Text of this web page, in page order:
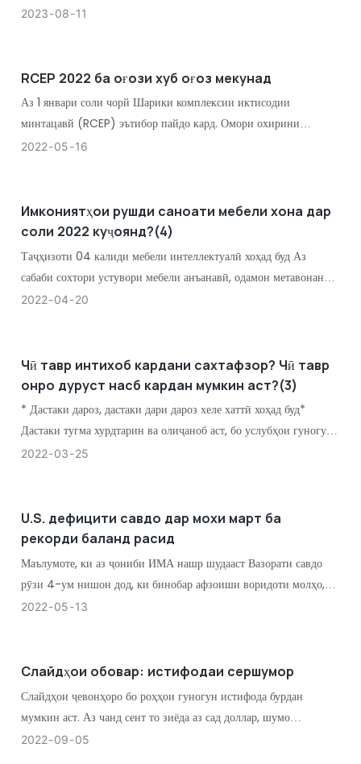
шикастааст, ки кушодану пӯшидани онро нороҳат мекунад ва ба
2023 08 11
RCEP 2022 ба оғози хуб оғоз мекунад
Аз 1 январи соли чорй Шарики комплексии иктисодии
минтацавй (RCEP) эътибор пайдо кард. Омори охирини
гумруки Чин нишон медиҳад, ки дар семоҳаи аввали соли ҷорӣ,
2022 05 16
Имкониятҳои рушди саноати мебели хона дар
соли 2022 куҷоянд?(4)
Таҷҳизоти 04 калиди мебели интеллектуалӣ хоҳад буд Аз
сабаби сохтори устувори мебели анъанавӣ, одамон метавонанд
танҳо ба таври ғайрифаъол ба мебели хос мутобиқ шаванд. Бо
2022 04 20
Чӣ тавр интихоб кардани сахтафзор? Чӣ тавр
онро дуруст насб кардан мумкин аст?(3)
* Дастаки дароз, дастаки дари дароз хеле хаттӣ хоҳад буд*
Дастаки тугма хурдтарин ва олиҷаноб аст, бо услубҳои гуногун*
Дастаи чарм, бартарии калонтарин дар он аст, ки одамонро
2022 03 25
U.S. дефицити савдо дар мохи март ба
рекорди баланд расид
Маълумоте, ки аз ҷониби ИМА нашр шудааст Вазорати савдо
рӯзи 4-ум нишон дод, ки бинобар афзоиши воридоти молҳо,
ИМА. Касри савдои мол ва хизматрасонӣ дар моҳи март нисбат
2022 05 13
Слайдҳои обовар: истифодаи сершумор
Слайдҳои ҷевонҳоро бо роҳҳои гуногун истифода бурдан
мумкин аст. Аз чанд сент то зиёда аз сад доллар, шумо
метавонед слайдеро пайдо кунед, ки ба ниёзҳои шумо мувофиқ
2022 09 05